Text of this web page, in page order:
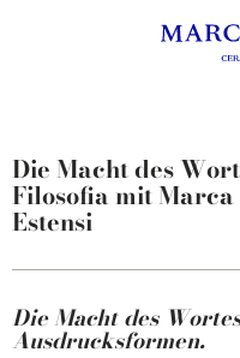
Die Macht des
Filosofia mit
Estensi
Die Macht des
Ausdrucksformen.